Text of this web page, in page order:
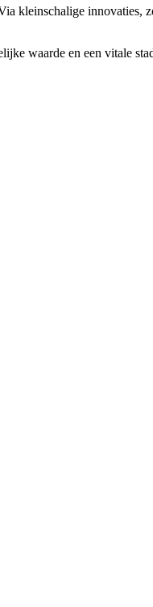
innovaties,
waarde en een vitale